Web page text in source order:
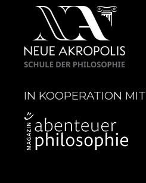
IN KOOPERATION MIT